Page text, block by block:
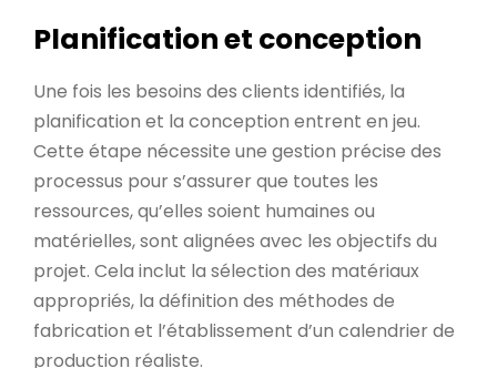
Planification et conception
Une fois les besoins des clients identifiés, la
planification et la conception entrent en jeu.
Cette étape nécessite une gestion précise des
processus pour s’assurer que toutes les
ressources, qu’elles soient humaines ou
matérielles, sont alignées avec les objectifs du
projet. Cela inclut la sélection des matériaux
appropriés, la définition des méthodes de
fabrication et l’établissement d’un calendrier de
production réaliste.